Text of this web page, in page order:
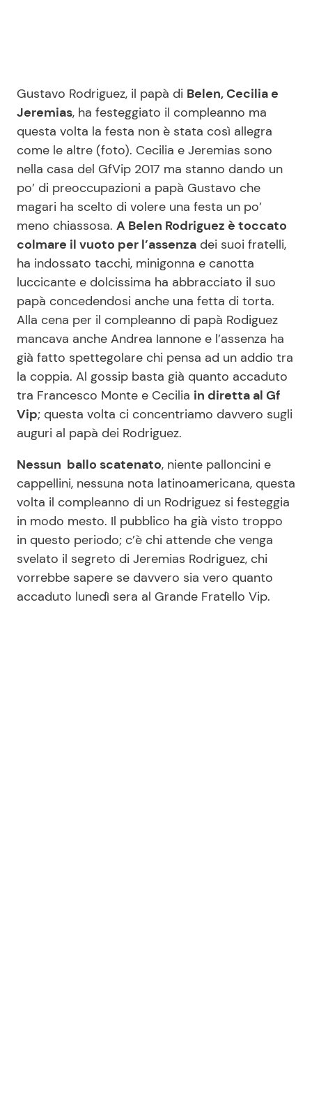
Viaggi e Turismo
Festività
Ricette Feste
Ricette per Bambini
Seguici
Info
Chi siamo
Disclaimer e Privacy
Redazione
Contattaci
Pubblicità
Privacy Policy
Gustavo Rodriguez, il papà di Belen, Cecilia e
Jeremias, ha festeggiato il compleanno ma
questa volta la festa non è stata così allegra
come le altre (foto). Cecilia e Jeremias sono
nella casa del GfVip 2017 ma stanno dando un
po’ di preoccupazioni a papà Gustavo che
magari ha scelto di volere una festa un po’
meno chiassosa. A Belen Rodriguez è toccato
colmare il vuoto per l’assenza dei suoi fratelli,
ha indossato tacchi, minigonna e canotta
luccicante e dolcissima ha abbracciato il suo
papà concedendosi anche una fetta di torta.
Alla cena per il compleanno di papà Rodiguez
mancava anche Andrea Iannone e l’assenza ha
già fatto spettegolare chi pensa ad un addio tra
la coppia. Al gossip basta già quanto accaduto
tra Francesco Monte e Cecilia in diretta al Gf
Vip; questa volta ci concentriamo davvero sugli
auguri al papà dei Rodriguez.
Nessun ballo scatenato, niente palloncini e
cappellini, nessuna nota latinoamericana, questa
volta il compleanno di un Rodriguez si festeggia
in modo mesto. Il pubblico ha già visto troppo
in questo periodo; c’è chi attende che venga
svelato il segreto di Jeremias Rodriguez, chi
vorrebbe sapere se davvero sia vero quanto
accaduto lunedì sera al Grande Fratello Vip.